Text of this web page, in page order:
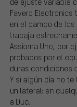
Favero Electronics
en el campo de
trabaja
Assioma Uno, por
probados por el
duras condiciones
Y si algún día no
unilateral: en
a Duo.